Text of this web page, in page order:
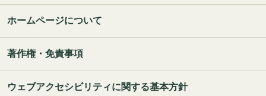
ホームページについて
著作権・免責事項
ウェブアクセシビリティに関する基本方針